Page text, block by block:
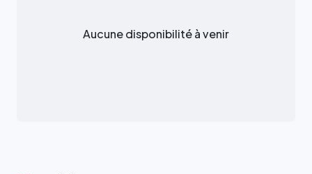
Aucune disponibilité à venir